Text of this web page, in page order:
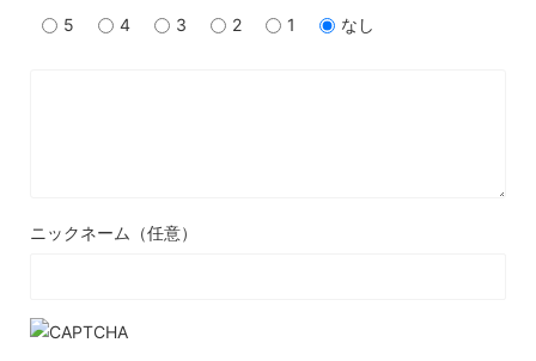
5 4 3 2 1 なし
ニックネーム（任意）